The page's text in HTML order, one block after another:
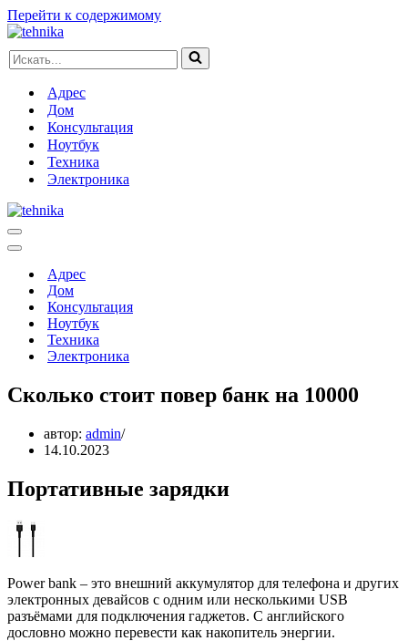
Перейти к содержимому
Искать...
Адрес
Дом
Консультация
Ноутбук
Техника
Электроника
Меню
навигации
Меню
навигацииАдрес
Дом
Консультация
Ноутбук
Техника
Электроника
Сколько стоит повер банк на 10000
автор: admin
14.10.2023
Портативные зарядки
Power bank – это внешний аккумулятор для телефона и других
электронных девайсов с одним или несколькими USB
разъёмами для подключения гаджетов. С английского
дословно можно перевести как накопитель энергии.